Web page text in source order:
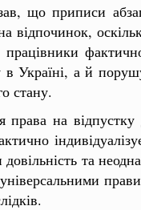
що приписи
відпочинок,
в Україні, а й
стану.
права на відпустку
та